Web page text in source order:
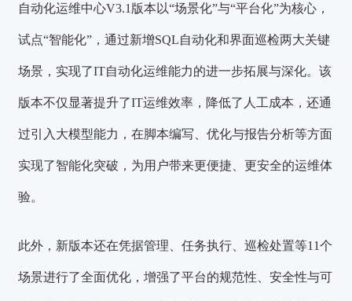
自动化运维中心V3.1版本以“场景化”与“平台化”为核心，
试点“智能化”，通过新增SQL自动化和界面巡检两大关键
场景，实现了IT自动化运维能力的进一步拓展与深化。该
版本不仅显著提升了IT运维效率，降低了人工成本，还通
过引入大模型能力，在脚本编写、优化与报告分析等方面
实现了智能化突破，为用户带来更便捷、更安全的运维体
验。
此外，新版本还在凭据管理、任务执行、巡检处置等11个
场景进行了全面优化，增强了平台的规范性、安全性与可